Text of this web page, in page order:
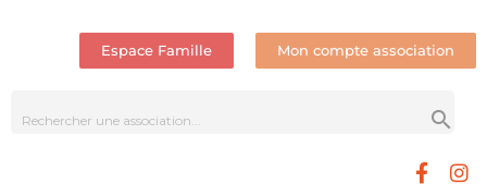
Espace Famille Mon compte association